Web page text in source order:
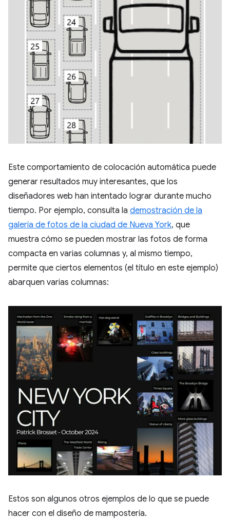
Este comportamiento de colocación automática puede
generar resultados muy interesantes, que los
diseñadores web han intentado lograr durante mucho
tiempo. Por ejemplo, consulta la demostración de la
galería de fotos de la ciudad de Nueva York, que
muestra cómo se pueden mostrar las fotos de forma
compacta en varias columnas y, al mismo tiempo,
permite que ciertos elementos (el título en este ejemplo)
abarquen varias columnas:
Estos son algunos otros ejemplos de lo que se puede
hacer con el diseño de mampostería.